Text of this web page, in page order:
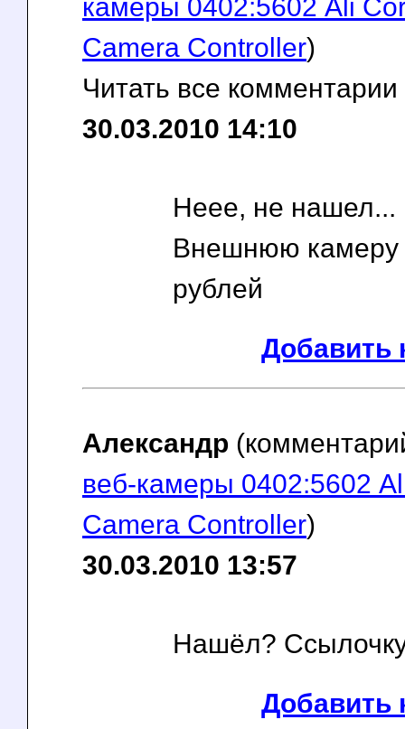
камеры 0402:5602 Ali
Camera Controller)
Читать все комментарии
30.03.2010 14:10
Неее, не нашел...
Внешнюю камеру
рублей
Добавить
Александр
веб-камеры 0402:5602
Camera Controller)
30.03.2010 13:57
Нашёл?
Добавить